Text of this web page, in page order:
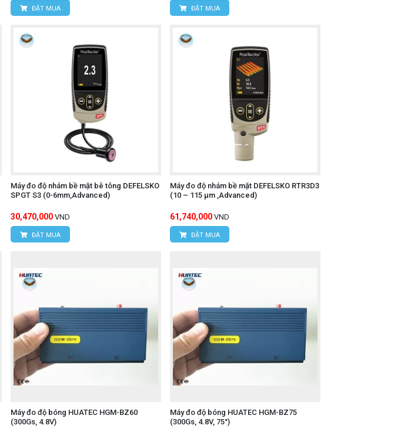
ĐẶT MUA ĐẶT MUA
Máy đo độ nhám bề mặt bê tông DEFELSKO
SPGT S3 (0-6mm,Advanced)
30,470,000 VND
ĐẶT MUA
Máy đo độ nhám bề mặt DEFELSKO RTR3D3
(10 – 115 μm ,Advanced)
61,740,000 VND
ĐẶT MUA
Máy đo độ bóng HUATEC HGM-BZ60
(300Gs, 4.8V)
Máy đo độ bóng HUATEC HGM-BZ75
(300Gs, 4.8V, 75°)